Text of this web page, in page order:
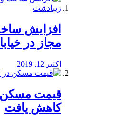
افزایش
مجاز در
اکتبر 12, 2019
کاهش یافت